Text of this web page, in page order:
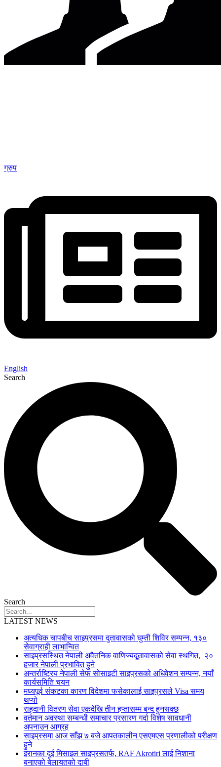
ग्रुप
English
Search
Search
LATEST NEWS
अत्यधिक चापबीच साइप्रसमा दुतावासको घुम्ती शिविर सम्पन्न, १३०
सेवाग्राही लाभान्वित
साइप्रसस्थित नेपाली अवैतनिक वाणिज्यदूतावासको सेवा स्थगित, २०
हजार नेपाली प्रभावित हुने
अन्तर्राष्ट्रिय नेपाली सेफ सोसाइटी साइप्रसको अधिवेशन सम्पन्न, नयाँ
कार्यसमिति चयन
मध्यपूर्व संकटका कारण विदेशमा फसेकालाई साइप्रसले Visa समय
थप्यो
राहदानी वितरण सेवा एकदेखि तीन हप्तासम्म बन्द हुनसक्छ
वर्तमान अवस्था सम्बन्धी समाचार प्रसारण गर्दा विशेष सावधानी
अपनाउन आग्रह
साइप्रसमा आज साँझ ७ बजे आपतकालीन एसएमएस प्रणालीको परीक्षण
हुने
इरानका दुई मिसाइल साइप्रसतर्फ, RAF Akrotiri लाई निशाना
बनाएको बेलायतको दाबी